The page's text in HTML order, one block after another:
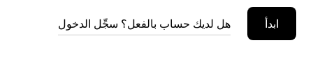
ابدأ هل لديك حساب بالفعل؟ سجِّل الدخول